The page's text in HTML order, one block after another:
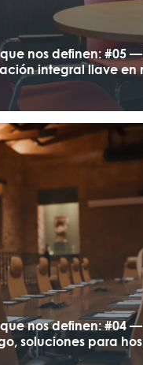
nos definen: #05
integral llave en
nos definen: #04
soluciones para